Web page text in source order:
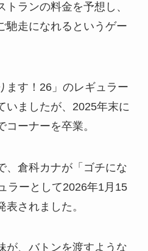
ランの料金を予想し、
馳走になれるというゲー
ます！26」のレギュラー
いましたが、2025年末に
ーナーを卒業。
、倉科カナが「ゴチにな
ラーとして2026年1月15
されました。
が、バトンを渡すような